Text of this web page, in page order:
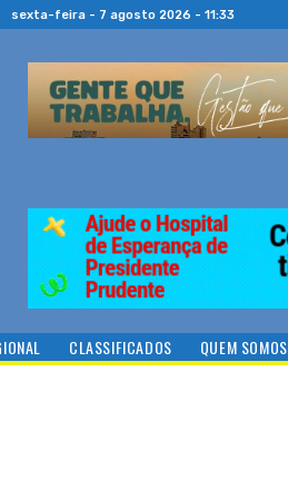
sexta-feira - 7 agosto 2026 - 11:33
CLASSIFICADOS QUEM SOMOS